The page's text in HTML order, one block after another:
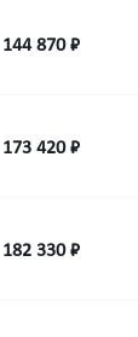
144 870 ₽
173 420 ₽
182 330 ₽